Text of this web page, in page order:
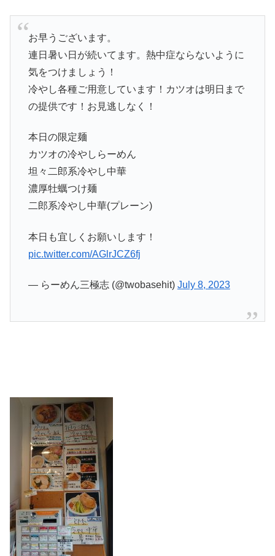
お早うございます。
連日暑い日が続いてます。熱中症ならないように
気をつけましょう！
冷やし各種ご用意しています！カツオは明日まで
の提供です！お見逃しなく！
本日の限定麺
カツオの冷やしらーめん
坦々二郎系冷やし中華
濃厚牡蠣つけ麺
二郎系冷やし中華(プレーン)
本日も宜しくお願いします！
pic.twitter.com/AGlrJCZ6fj
— らーめん三極志 (@twobasehit) July 8, 2023